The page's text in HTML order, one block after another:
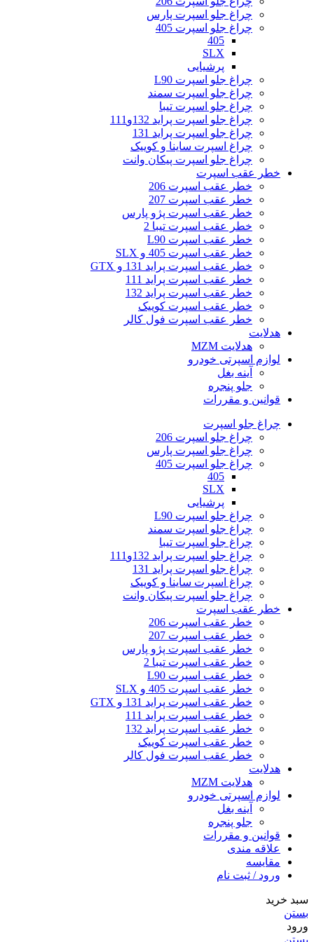
چراغ جلو اسپرت پارس
چراغ جلو اسپرت 405
405
SLX
پرشیایی
چراغ جلو اسپرت L90
چراغ جلو اسپرت سمند
چراغ جلو اسپرت تیبا
چراغ جلو اسپرت پراید 132و111
چراغ جلو اسپرت پراید 131
چراغ اسپرت ساینا و کوییک
چراغ جلو اسپرت پیکان وانت
خطر عقب اسپرت
خطر عقب اسپرت 206
خطر عقب اسپرت 207
خطر عقب اسپرت پژو پارس
خطر عقب اسپرت تیبا 2
خطر عقب اسپرت L90
خطر عقب اسپرت 405 و SLX
خطر عقب اسپرت پراید 131 و GTX
خطر عقب اسپرت پراید 111
خطر عقب اسپرت پراید 132
خطر عقب اسپرت کوییک
خطر عقب اسپرت فول کالر
هدلایت
هدلایت MZM
لوازم اسپرتی خودرو
آینه بغل
جلو پنجره
قوانین و مقررات
چراغ جلو اسپرت
چراغ جلو اسپرت 206
چراغ جلو اسپرت پارس
چراغ جلو اسپرت 405
405
SLX
پرشیایی
چراغ جلو اسپرت L90
چراغ جلو اسپرت سمند
چراغ جلو اسپرت تیبا
چراغ جلو اسپرت پراید 132و111
چراغ جلو اسپرت پراید 131
چراغ اسپرت ساینا و کوییک
چراغ جلو اسپرت پیکان وانت
خطر عقب اسپرت
خطر عقب اسپرت 206
خطر عقب اسپرت 207
خطر عقب اسپرت پژو پارس
خطر عقب اسپرت تیبا 2
خطر عقب اسپرت L90
خطر عقب اسپرت 405 و SLX
خطر عقب اسپرت پراید 131 و GTX
خطر عقب اسپرت پراید 111
خطر عقب اسپرت پراید 132
خطر عقب اسپرت کوییک
خطر عقب اسپرت فول کالر
هدلایت
هدلایت MZM
لوازم اسپرتی خودرو
آینه بغل
جلو پنجره
قوانین و مقررات
علاقه مندی
مقایسه
ورود / ثبت نام
سبد خرید
بستن
ورود